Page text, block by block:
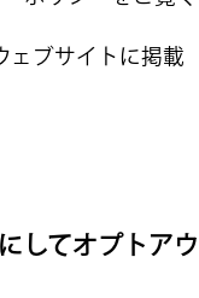
ェブサイトに掲載
してオプトアウ